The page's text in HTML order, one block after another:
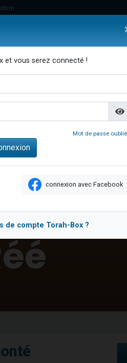
de vacances aux Orphelins
la jambe de Yohan
Texte Musique Paracha
et vous serez connecté !
Mot de passe
connexion avec Facebook
de compte Torah-Box ?